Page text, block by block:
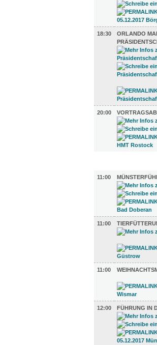
18:30
ORLANDO
20:00
11:00
11:00
11:00
12:00 FÜHRUNG IN